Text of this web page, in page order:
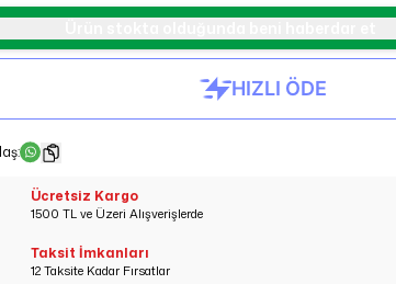
:
Ücretsiz Kargo
1500 TL ve Üzeri Alışverişlerde
Taksit İmkanları
12 Taksite Kadar Fırsatlar